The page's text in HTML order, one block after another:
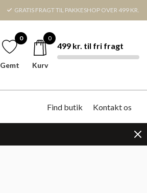
GRATIS FRAGT TIL PAKKESHOP OVER 499 KR.
0
Gemt
0
Kurv
499 kr. til fri fragt
Find butik Kontakt os